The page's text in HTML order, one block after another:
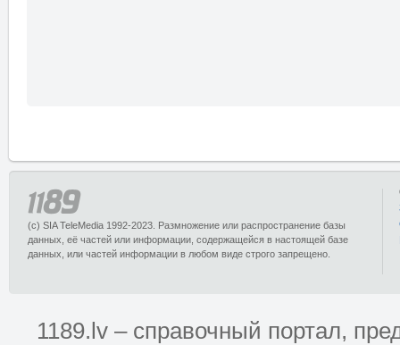
(c) SIA TeleMedia 1992-2023. Размножение или распространение базы
данных, её частей или информации, содержащейся в настоящей базе
данных, или частей информации в любом виде строго запрещено.
1189.lv – справочный портал,